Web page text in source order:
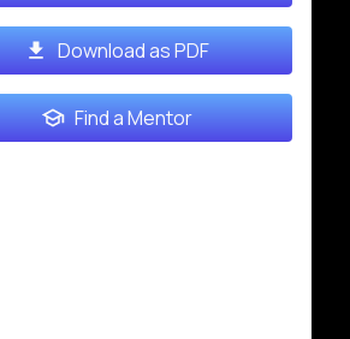
Download as PDF
Find a Mentor